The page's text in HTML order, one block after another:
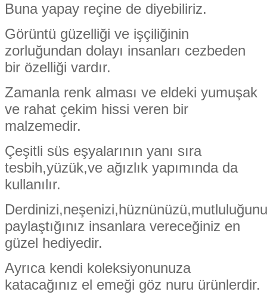
Buna yapay reçine de diyebiliriz.
Görüntü güzelliği ve işçiliğinin
zorluğundan dolayı insanları cezbeden
bir özelliği vardır.
Zamanla renk alması ve eldeki yumuşak
ve rahat çekim hissi veren bir
malzemedir.
Çeşitli süs eşyalarının yanı sıra
tesbih,yüzük,ve ağızlık yapımında da
kullanılır.
paylaştığınız insanlara vereceğiniz en
güzel hediyedir.
Ayrıca kendi koleksiyonunuza
katacağınız el emeği göz nuru ürünlerdir.